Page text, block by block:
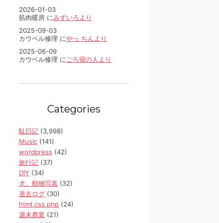
2026-01-03
筋肉暖房 にみずいろより
2025-09-03
カウベル修理 にやっ ちんより
2025-06-09
カウベル修理 に ごろ寝の人より
Categories
駄日記 (3,998)
Music (141)
wordpress (42)
旅行記 (37)
DIY (34)
犬、動物写真 (32)
過去ログ (30)
html,css,php (24)
週末農業 (21)